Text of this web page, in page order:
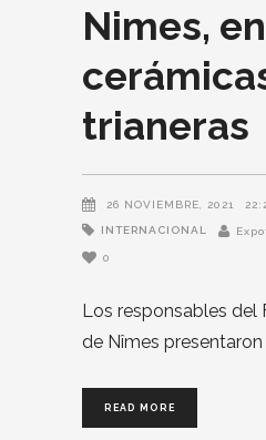
Nimes,
trianeras
26 NOVIEMBRE, 2021
INTERNACIONAL
0
Los responsables del
de Nîmes presentaron
READ MORE